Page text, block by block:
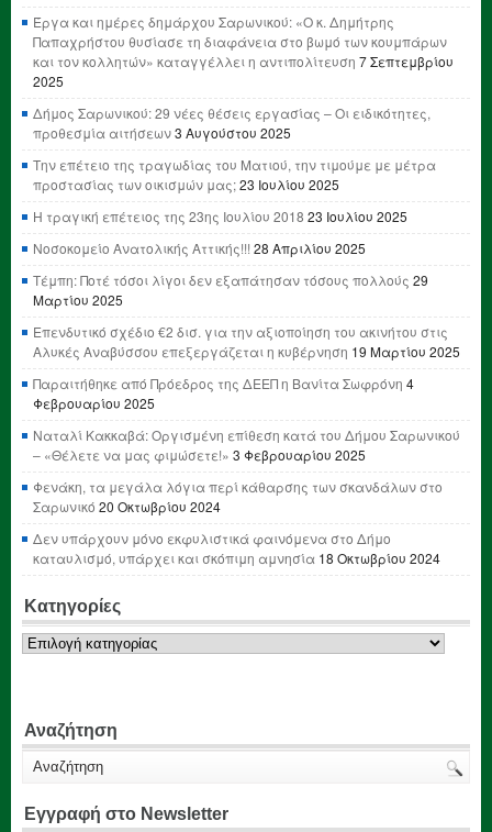
Έργα και ημέρες δημάρχου Σαρωνικού: «Ο κ. Δημήτρης
Παπαχρήστου θυσίασε τη διαφάνεια στο βωμό των κουμπάρων
και τον κολλητών» καταγγέλλει η αντιπολίτευση 7 Σεπτεμβρίου
2025
Δήμος Σαρωνικού: 29 νέες θέσεις εργασίας – Οι ειδικότητες,
προθεσμία αιτήσεων3 Αυγούστου 2025
Την επέτειο της τραγωδίας του Ματιού, την τιμούμε με μέτρα
προστασίας των οικισμών μας;23 Ιουλίου 2025
Η τραγική επέτειος της 23ης Ιουλίου 2018 23 Ιουλίου 2025
Νοσοκομείο Ανατολικής Αττικής!!! 28 Απριλίου 2025
Τέμπη: Ποτέ τόσοι λίγοι δεν εξαπάτησαν τόσους πολλούς 29
Μαρτίου 2025
Επενδυτικό σχέδιο €2 δισ. για την αξιοποίηση του ακινήτου στις
Αλυκές Αναβύσσου επεξεργάζεται η κυβέρνηση 19 Μαρτίου 2025
Παραιτήθηκε από Πρόεδρος της ΔΕΕΠ η Βανίτα Σωφρόνη 4
Φεβρουαρίου 2025
Ναταλί Κακκαβά: Οργισμένη επίθεση κατά του Δήμου Σαρωνικού
– «Θέλετε να μας φιμώσετε!» 3 Φεβρουαρίου 2025
Φενάκη, τα μεγάλα λόγια περί κάθαρσης των σκανδάλων στο
Σαρωνικό 20 Οκτωβρίου 2024
Δεν υπάρχουν μόνο εκφυλιστικά φαινόμενα στο Δήμο
καταυλισμό, υπάρχει και σκόπιμη αμνησία 18 Οκτωβρίου 2024
Κατηγορίες
Κατηγορίες
Αναζήτηση
Εγγραφή στο Newsletter